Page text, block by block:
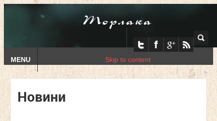
Торлака
MENU Skip to content
Новини